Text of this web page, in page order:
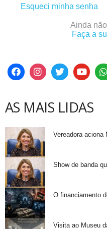
Esqueci minha senha
Ainda
Faça a
AS MAIS LIDAS
Vereadora
Show de banda
O financiamento
Visita ao Museu